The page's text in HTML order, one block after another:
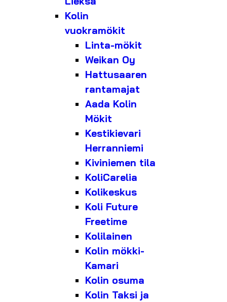
Kolin
vuokramökit
Linta-mökit
Weikan Oy
Hattusaaren
rantamajat
Aada Kolin
Mökit
Kestikievari
Herranniemi
Kiviniemen tila
KoliCarelia
Kolikeskus
Koli Future
Freetime
Kolilainen
Kolin mökki-
Kamari
Kolin osuma
Kolin Taksi ja